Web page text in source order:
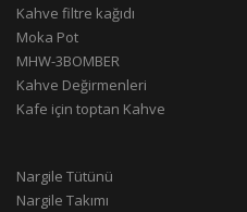
Kahve filtre kağıdı
Moka Pot
MHW-3BOMBER
Kahve Değirmenleri
Kafe için toptan Kahve
Nargile Tütünü
Nargile Takımı